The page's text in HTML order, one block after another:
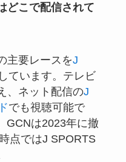
どこで配信されて
主要レースをJ
ています。テレビ
、ネット配信のJ
でも視聴可能で
GCNは2023年に撤
点ではJ SPORTS